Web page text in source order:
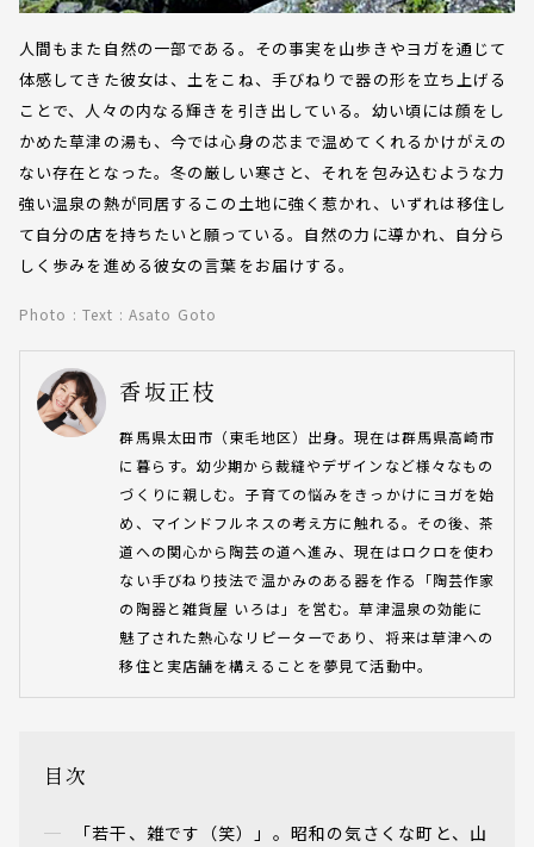
人間もまた自然の一部である。その事実を山歩きやヨガを通じて
体感してきた彼女は、土をこね、手びねりで器の形を立ち上げる
ことで、人々の内なる輝きを引き出している。幼い頃には顔をし
かめた草津の湯も、今では心身の芯まで温めてくれるかけがえの
ない存在となった。冬の厳しい寒さと、それを包み込むような力
強い温泉の熱が同居するこの土地に強く惹かれ、いずれは移住し
て自分の店を持ちたいと願っている。自然の力に導かれ、自分ら
しく歩みを進める彼女の言葉をお届けする。
Photo : Text : Asato Goto
香坂正枝
群馬県太田市（東毛地区）出身。現在は群馬県高崎市
に暮らす。幼少期から裁縫やデザインなど様々なもの
づくりに親しむ。子育ての悩みをきっかけにヨガを始
め、マインドフルネスの考え方に触れる。その後、茶
道への関心から陶芸の道へ進み、現在はロクロを使わ
ない手びねり技法で温かみのある器を作る「陶芸作家
の陶器と雑貨屋 いろは」を営む。草津温泉の効能に
魅了された熱心なリピーターであり、将来は草津への
移住と実店舗を構えることを夢見て活動中。
目次
「若干、雑です（笑）」。昭和の気さくな町と、山